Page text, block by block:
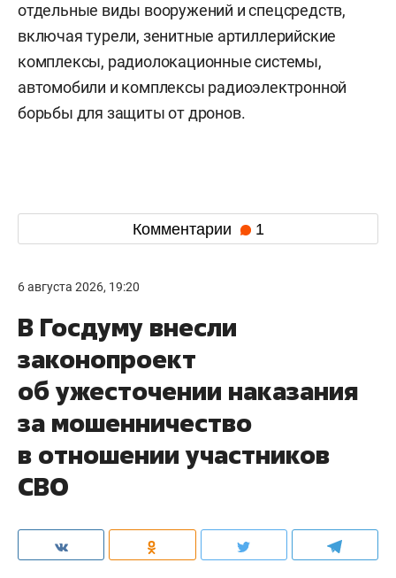
отдельные виды вооружений и спецсредств,
включая турели, зенитные артиллерийские
комплексы, радиолокационные системы,
автомобили и комплексы радиоэлектронной
борьбы для защиты от дронов.
Комментарии 1
6 августа 2026, 19:20
В Госдуму внесли
законопроект
об ужесточении наказания
за мошенничество
в отношении участников
СВО